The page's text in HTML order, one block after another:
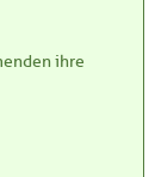
ihre